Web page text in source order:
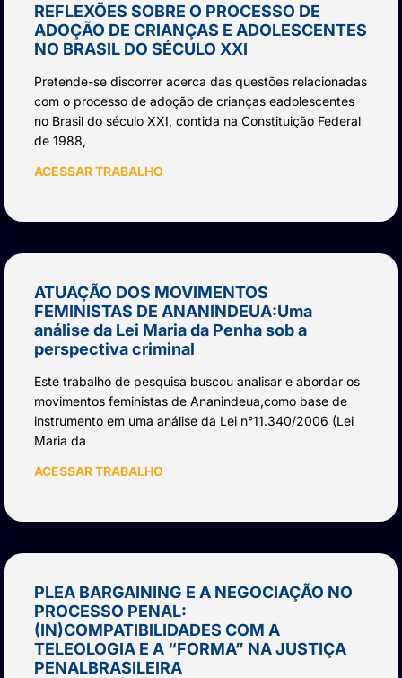
REFLEXÕES SOBRE O PROCESSO DE
ADOÇÃO DE CRIANÇAS E ADOLESCENTES
NO BRASIL DO SÉCULO XXI
Pretende-se discorrer acerca das questões relacionadas
com o processo de adoção de crianças eadolescentes
no Brasil do século XXI, contida na Constituição Federal
de 1988,
ACESSAR TRABALHO
ATUAÇÃO DOS MOVIMENTOS
FEMINISTAS DE ANANINDEUA:Uma
análise da Lei Maria da Penha sob a
perspectiva criminal
Este trabalho de pesquisa buscou analisar e abordar os
movimentos feministas de Ananindeua,como base de
instrumento em uma análise da Lei n°11.340/2006 (Lei
Maria da
ACESSAR TRABALHO
PLEA BARGAINING E A NEGOCIAÇÃO NO
PROCESSO PENAL:
(IN)COMPATIBILIDADES COM A
TELEOLOGIA E A “FORMA” NA JUSTIÇA
PENALBRASILEIRA